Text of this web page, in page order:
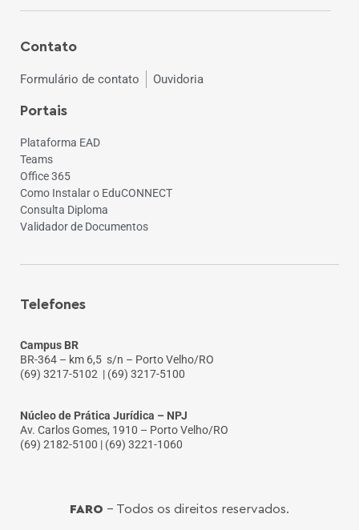
Contato
Formulário de contato Ouvidoria
Portais
Plataforma EAD
Teams
Office 365
Como Instalar o EduCONNECT
Consulta Diploma
Validador de Documentos
Telefones
Campus BR
BR-364 – km 6,5 s/n – Porto Velho/RO
(69) 3217-5102 | (69) 3217-5100
Núcleo de Prática Jurídica – NPJ
Av. Carlos Gomes, 1910 – Porto Velho/RO
(69) 2182-5100 | (69) 3221-1060
FARO - Todos os direitos reservados.